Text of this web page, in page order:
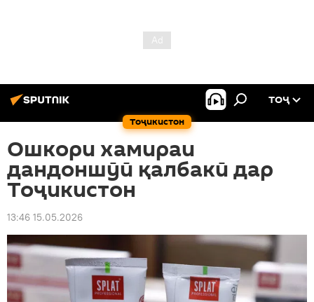
Тоҷикистон
ТОҶ
Ошкори хамираи
дандоншӯӣ қалбакӣ дар
Тоҷикистон
13:46 15.05.2026